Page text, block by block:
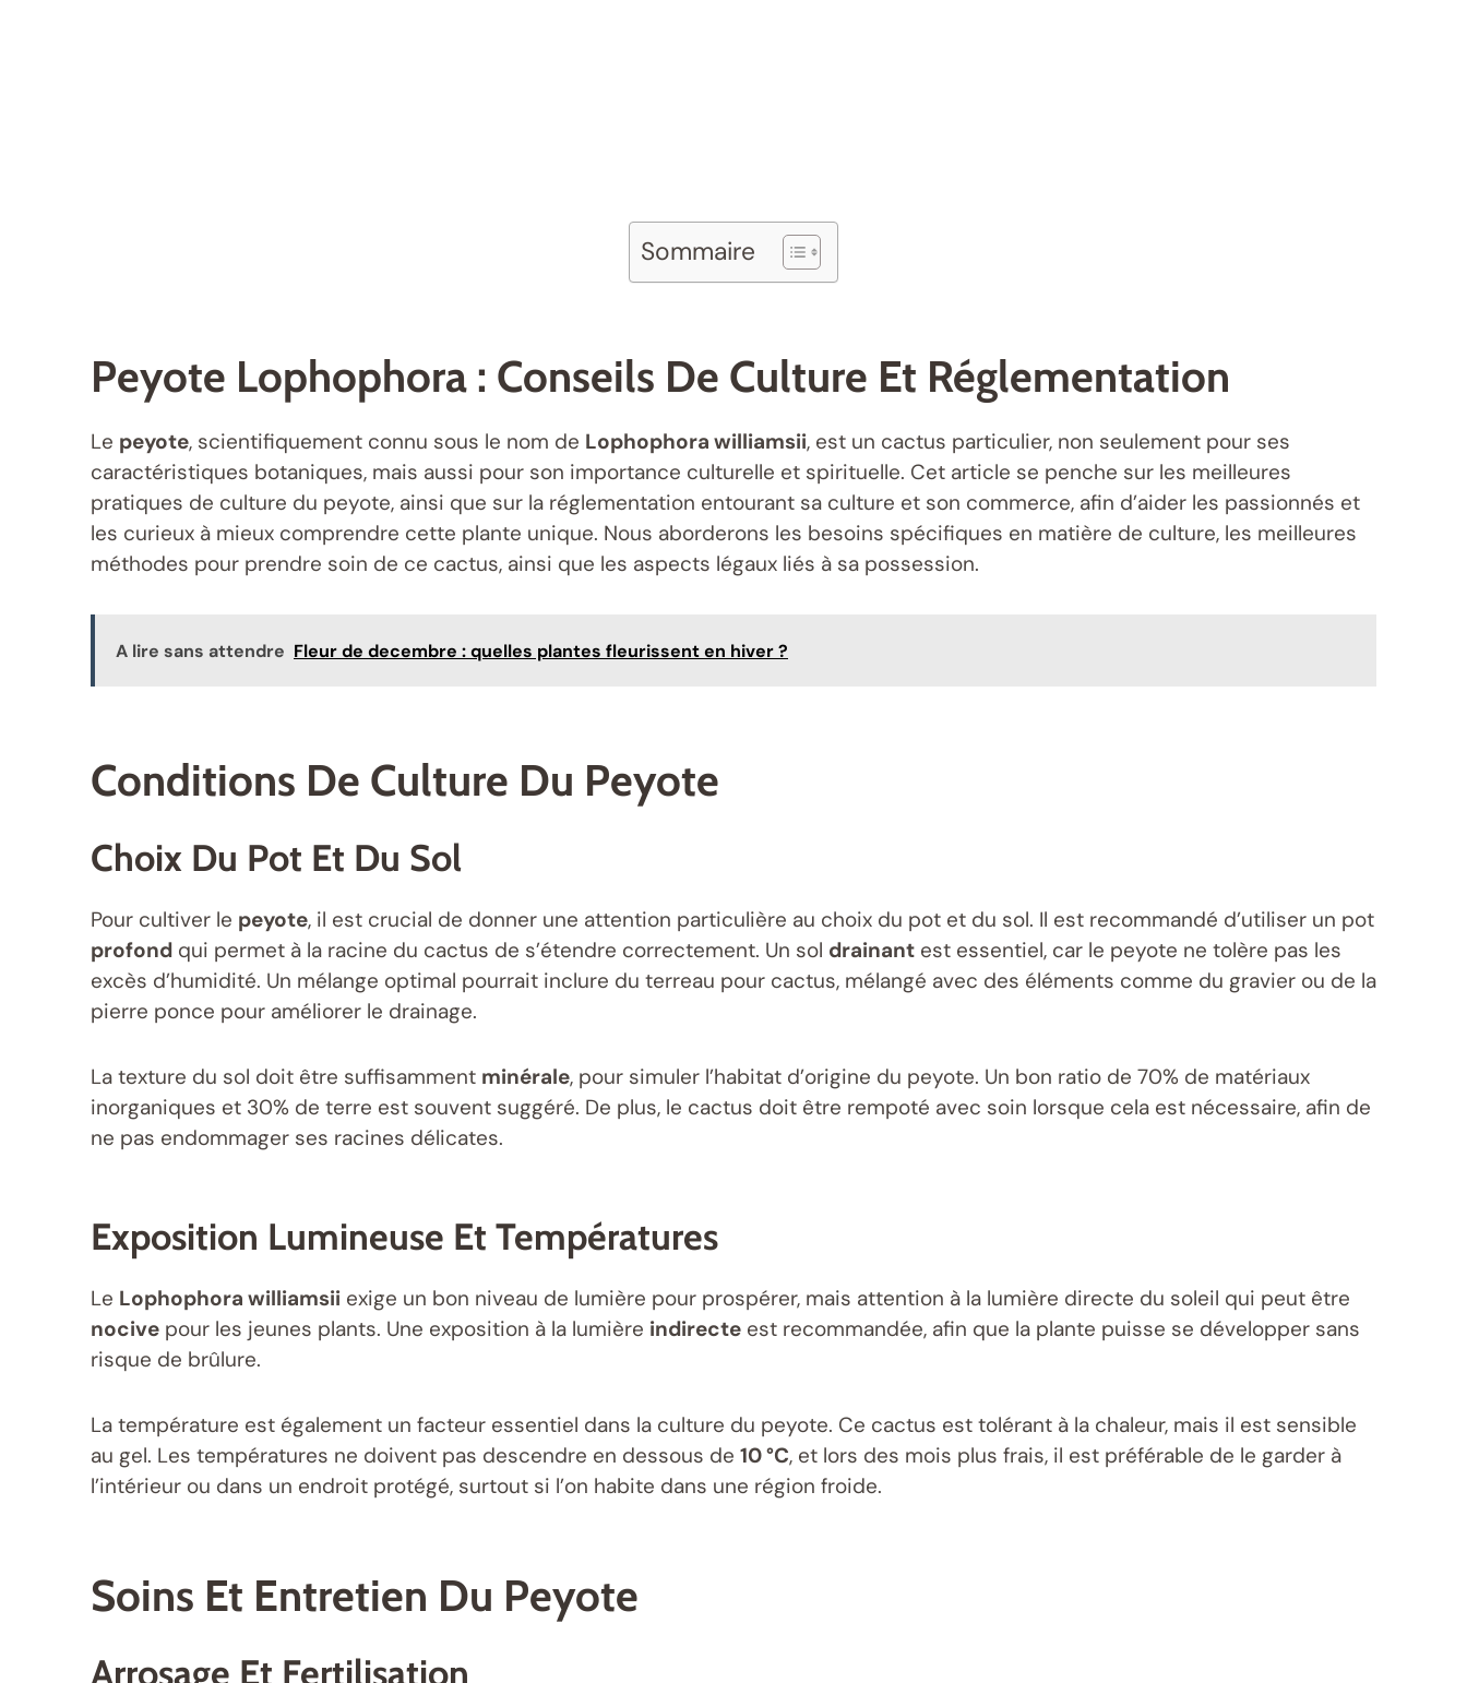
Sommaire
Peyote Lophophora : Conseils De Culture Et Réglementation
Le peyote, scientifiquement connu sous le nom de Lophophora williamsii, est un cactus particulier, non seulement pour ses
caractéristiques botaniques, mais aussi pour son importance culturelle et spirituelle. Cet article se penche sur les meilleures
pratiques de culture du peyote, ainsi que sur la réglementation entourant sa culture et son commerce, afin d’aider les passionnés et
les curieux à mieux comprendre cette plante unique. Nous aborderons les besoins spécifiques en matière de culture, les meilleures
méthodes pour prendre soin de ce cactus, ainsi que les aspects légaux liés à sa possession.
A lire sans attendre Fleur de decembre : quelles plantes fleurissent en hiver ?
Conditions De Culture Du Peyote
Choix Du Pot Et Du Sol
Pour cultiver le peyote, il est crucial de donner une attention particulière au choix du pot et du sol. Il est recommandé d’utiliser un pot
profond qui permet à la racine du cactus de s’étendre correctement. Un sol drainant est essentiel, car le peyote ne tolère pas les
excès d’humidité. Un mélange optimal pourrait inclure du terreau pour cactus, mélangé avec des éléments comme du gravier ou de la
pierre ponce pour améliorer le drainage.
La texture du sol doit être suffisamment minérale, pour simuler l’habitat d’origine du peyote. Un bon ratio de 70% de matériaux
inorganiques et 30% de terre est souvent suggéré. De plus, le cactus doit être rempoté avec soin lorsque cela est nécessaire, afin de
ne pas endommager ses racines délicates.
Exposition Lumineuse Et Températures
Le Lophophora williamsii exige un bon niveau de lumière pour prospérer, mais attention à la lumière directe du soleil qui peut être
nocive pour les jeunes plants. Une exposition à la lumière indirecte est recommandée, afin que la plante puisse se développer sans
risque de brûlure.
La température est également un facteur essentiel dans la culture du peyote. Ce cactus est tolérant à la chaleur, mais il est sensible
au gel. Les températures ne doivent pas descendre en dessous de 10 °C, et lors des mois plus frais, il est préférable de le garder à
l’intérieur ou dans un endroit protégé, surtout si l’on habite dans une région froide.
Soins Et Entretien Du Peyote
Arrosage Et Fertilisation